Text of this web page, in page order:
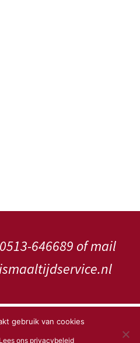
646689 of mail
V.o.f.
gebruik van cookies
Lees ons privacybeleid